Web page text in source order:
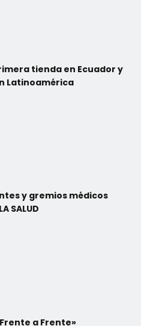
tienda en Ecuador y
Latinoamérica
y gremios médicos
SALUD
a Frente»